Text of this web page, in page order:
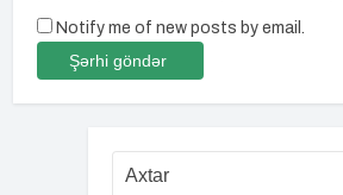
Notify me of new posts by email.